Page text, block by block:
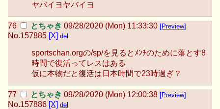
ヤバイヨヤバイヨ
とちゃき 09/28/2020 (Mon) 11:33:30 [Preview]
No.157885 [X] del
sportschan.orgの/sp/を見るとﾒﾝﾁのために落とす8
時間で復活ってレスはある
仮に本物だと復活は日本時間で23時過ぎ？
とちゃき 09/28/2020 (Mon) 12:00:38 [Preview]
No.157886 [X] del